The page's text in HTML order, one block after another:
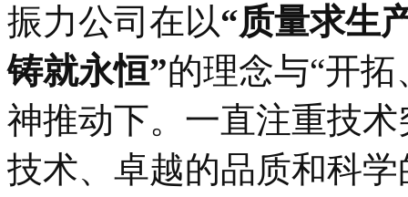
振力公司在以“质量求生
铸就永恒”的理念与“开
神推动下。一直注重技
技术、卓越的品质和科